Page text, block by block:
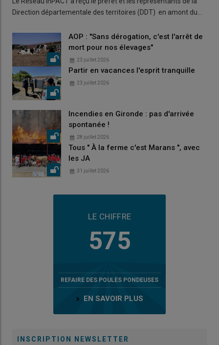
Direction départementale des territoires (DDT) en amont du…
AOP : "Sans dérogation, c'est l'arrêt de
mort pour nos élevages"
23 juillet 2026
Partir en vacances l'esprit tranquille
23 juillet 2026
Incendies en Gironde : pas d'arrivée
spontanée !
28 juillet 2026
Tous " À la ferme c'est Marans ", avec
les JA
31 juillet 2026
LE CHIFFRE
575
REFAIRE DES POULES PONDEUSES
EN SAVOIR PLUS
INSCRIPTION NEWSLETTER